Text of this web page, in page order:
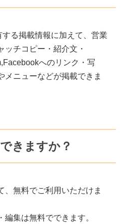
する掲載情報に加えて、営業
ッチコピー・紹介文・
へのリンク・写
メニューなどが掲載できま
きますか？
、無料でご利用いただけま
編集は無料でできます。